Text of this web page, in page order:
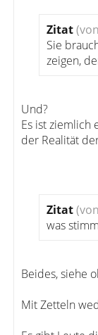
Zitat
Sie
zeigen,
Und?
Es ist ziemlich
der Realität
Zitat
was
Beides, siehe
Mit Zetteln